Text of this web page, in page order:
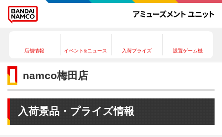
店舗情報 イベント&ニュース 入荷プライズ 設置ゲーム機
namco梅田店
入荷景品・プライズ情報